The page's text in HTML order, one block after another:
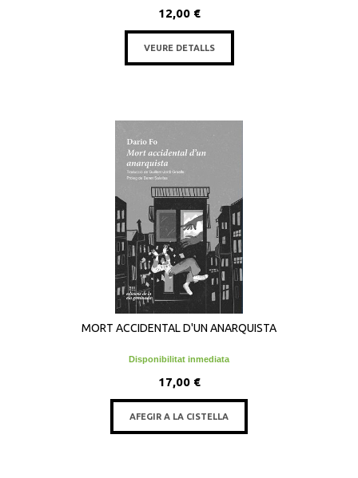
12,00 €
VEURE DETALLS
MORT ACCIDENTAL D'UN ANARQUISTA
Disponibilitat inmediata
17,00 €
AFEGIR A LA CISTELLA